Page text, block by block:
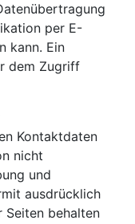
per E-
kann. Ein
dem Zugriff
Kontaktdaten
nicht
und
ausdrücklich
Seiten behalten